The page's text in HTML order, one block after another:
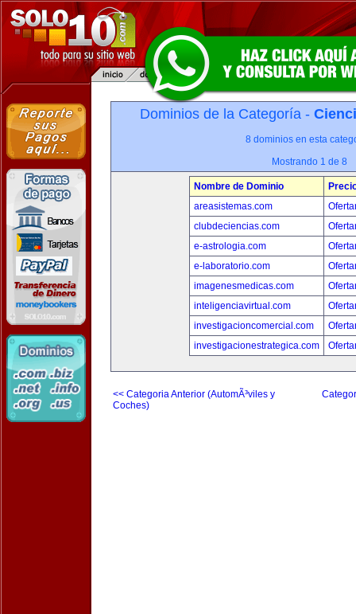
Dominios de la Categoría -
8 dominios en esta
Mostrando 1 de 8
Nombre de Dominio
areasistemas.com
clubdeciencias.com
e-astrologia.com
e-laboratorio.com
imagenesmedicas.com
inteligenciavirtual.com
investigacioncomercial.com
investigacionestrategica.com
<< Categoria Anterior (AutomÃ³viles y
Coches)